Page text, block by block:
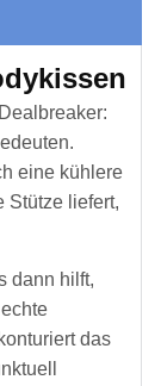
eine kühlere
Stütze liefert,
dann hilft,
das